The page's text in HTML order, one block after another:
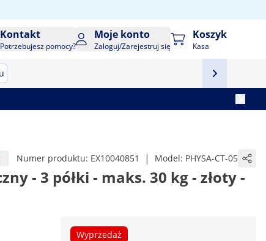
Kontakt
Potrzebujesz pomocy?
Moje konto
Zaloguj/Zarejestruj się
Koszyk
Kasa
Numer produktu: EX10040851 | Model: PHYSA-CT-05
- 3 półki - maks. 30 kg - złoty -
Wyprzedaż